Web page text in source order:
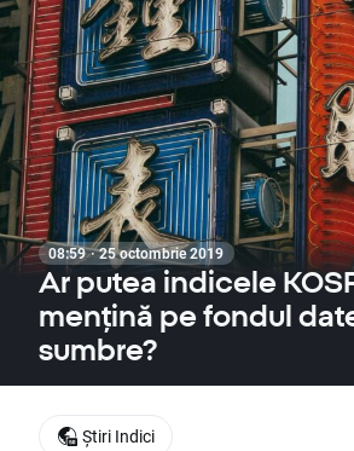
08:59 · 25 octombrie 2019
Ar putea indicele
mențină pe fondul
sumbre?
Știri Indici